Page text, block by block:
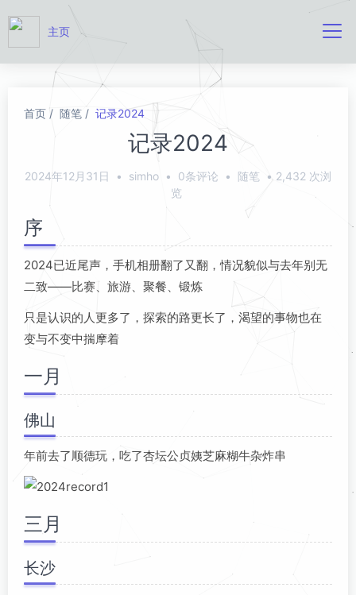
主页
首页 随笔 记录2024
记录2024
2024年12月31日 • simho • 0条评论 • 随笔 • 2,432 次浏
览
序
2024已近尾声，手机相册翻了又翻，情况貌似与去年别无
二致——比赛、旅游、聚餐、锻炼
只是认识的人更多了，探索的路更长了，渴望的事物也在
变与不变中揣摩着
一月
佛山
年前去了顺德玩，吃了杏坛公贞姨芝麻糊牛杂炸串
三月
长沙